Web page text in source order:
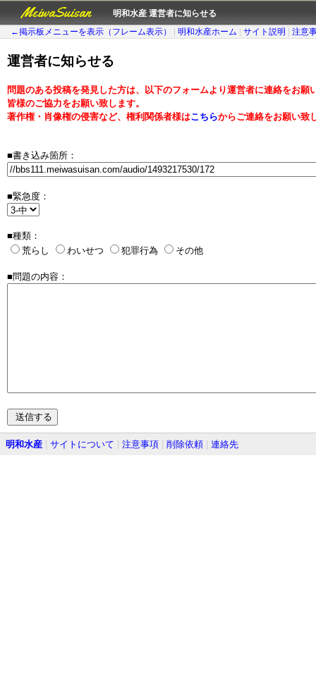
MeiwaSuisan
明和水産 運営者に知らせる
←掲示板メニューを表示（フレーム表示）
明和水産ホーム サイト説明 注意
運営者に知らせる
問題のある投稿を発見した方は、以下のフォームより運営者に連絡をお願
皆様のご協力をお願い致します。
著作権・肖像権の侵害など、権利関係者様はこちらからご連絡をお願い致
■書き込み箇所：
■緊急度：
■種類：
荒らし
わいせつ 犯罪行為 その他
■問題の内容：
明和水産 サイトについて 注意事項 削除依頼 連絡先